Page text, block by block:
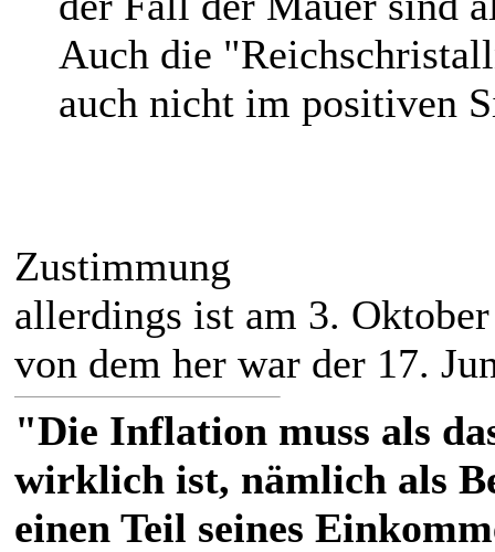
Auch die
auch nicht im positiven
Zustimmung
allerdings ist am 3.
von dem her war der 17.
"Die Inflation muss als
wirklich ist, nämlich als
einen Teil seines